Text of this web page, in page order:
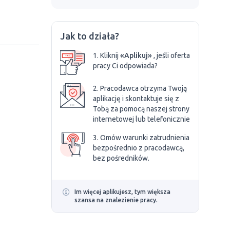
Jak to działa?
1. Kliknij «Aplikuj», jeśli oferta
pracy Ci odpowiada?
2. Pracodawca otrzyma Twoją
aplikację i skontaktuje się z
Tobą za pomocą naszej strony
internetowej lub telefonicznie
3. Omów warunki zatrudnienia
bezpośrednio z pracodawcą,
bez pośredników.
Im więcej aplikujesz, tym większa
szansa na znalezienie pracy.